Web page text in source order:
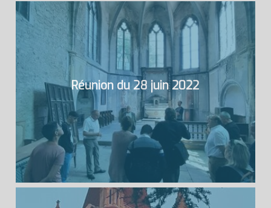
Réunion du 28 juin 2022